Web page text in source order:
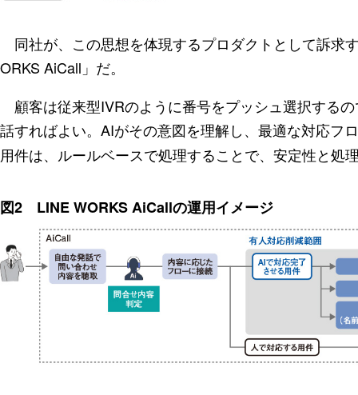
同社が、この思想を体現するプロダクトとして訴求
ORKS AiCall」だ。
顧客は従来型IVRのように番号をプッシュ選択する
話すればよい。AIがその意図を理解し、最適な対応フ
用件は、ルールベースで処理することで、安定性と処
図2 LINE WORKS AiCallの運用イメージ